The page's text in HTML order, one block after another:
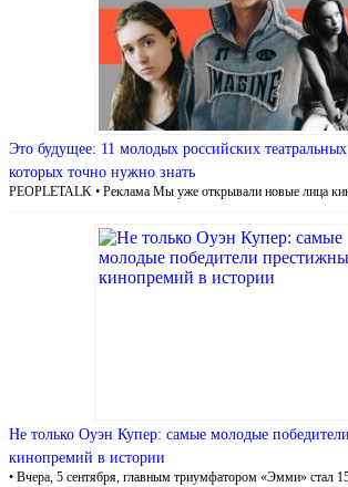
Это будущее: 11 молодых российских
которых точно нужно знать
PEOPLETALK • Реклама Мы уже открывали новые лица
Не только Оуэн Купер: самые молодые
кинопремий в истории
• Вчера, 5 сентября, главным триумфатором «Эмми» стал